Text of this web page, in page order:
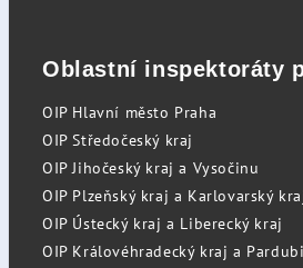
Oblastní inspektoráty
OIP Hlavní město Praha
OIP Středočeský kraj
OIP Jihočeský kraj a Vysočinu
OIP Plzeňský kraj a Karlovarský
OIP Ústecký kraj a Liberecký kraj
OIP Královéhradecký kraj a